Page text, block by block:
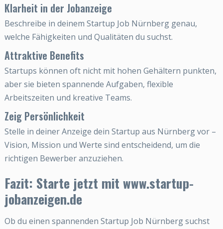
Klarheit in der Jobanzeige
Beschreibe in deinem Startup Job Nürnberg genau,
welche Fähigkeiten und Qualitäten du suchst.
Attraktive Benefits
Startups können oft nicht mit hohen Gehältern punkten,
aber sie bieten spannende Aufgaben, flexible
Arbeitszeiten und kreative Teams.
Zeig Persönlichkeit
Stelle in deiner Anzeige dein Startup aus Nürnberg vor –
Vision, Mission und Werte sind entscheidend, um die
richtigen Bewerber anzuziehen.
Fazit: Starte jetzt mit www.startup-
jobanzeigen.de
Ob du einen spannenden Startup Job Nürnberg suchst